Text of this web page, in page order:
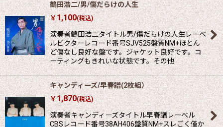
鶴田浩二/男/傷だらけの人生
￥1,100(税込)
演奏者鶴田浩二タイトル男/傷だらけの人生レーべ
ルビクターレコード番号SJV525盤質NM+ほとん
ど傷なし良好な盤です。ジャケット良好です。コ
ーティングもきれいな状態です。その他
キャンディーズ/早春譜(2枚組）
￥1,870(税込)
演奏者キャンディーズタイトル早春譜レーべル
CBSレコード番号38AH406盤質NM+スレごく僅か